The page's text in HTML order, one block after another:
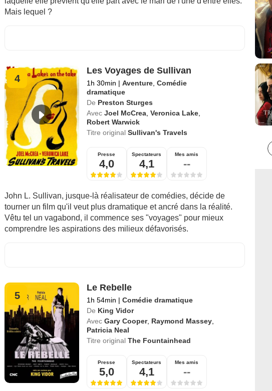
Mais lequel ?
4
Les Voyages de Sullivan
1h 30min | Aventure, Comédie
dramatique
De Preston Sturges
Avec Joel McCrea, Veronica Lake,
Robert Warwick
Titre original Sullivan's Travels
Presse
4,0
Spectateurs
4,1
Mes amis
--
John L. Sullivan, jusque-là réalisateur de comédies, décide de
tourner un film qu'il veut plus dramatique et ancré dans la réalité.
Vêtu tel un vagabond, il commence ses "voyages" pour mieux
comprendre les aspirations des milieux défavorisés.
5
Le Rebelle
1h 54min | Comédie dramatique
De King Vidor
Avec Gary Cooper, Raymond Massey,
Patricia Neal
Titre original The Fountainhead
Presse
5,0
Spectateurs
4,1
Mes amis
--